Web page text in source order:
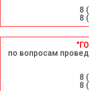
8
8
по вопросам
8
8